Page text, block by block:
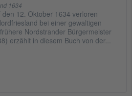
1634
12. Oktober 1634 verloren
bei einer gewaltigen
Nordstrander Bürgermeister
erzählt in diesem Buch von der...